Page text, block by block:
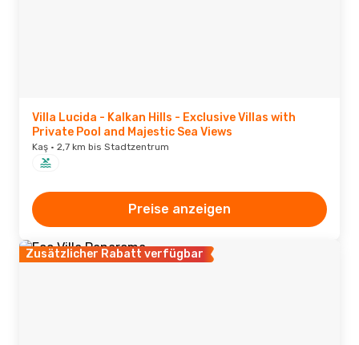
Villa Lucida - Kalkan Hills - Exclusive Villas with
Private Pool and Majestic Sea Views
Kaş · 2,7 km bis Stadtzentrum
Preise anzeigen
Zusätzlicher Rabatt verfügbar